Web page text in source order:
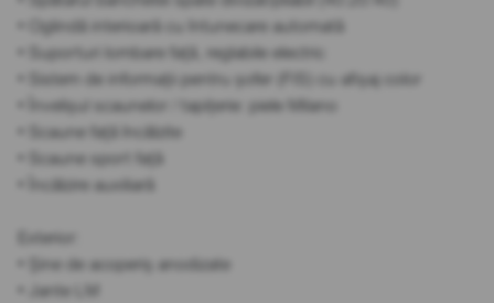
• Oglindă interioară cu întunecare automată
• Suporturi lombare față, reglabile electric
• Sistem de informații pentru șofer (FIS) cu afișaj color
• Învelișul scaunelor / tapițerie: piele Milano
• Scaune față încălzite
• Scaune sport față
• Încălzire auxiliară
Exterior:
• Șine de acoperiș anodizate
• Jante LM